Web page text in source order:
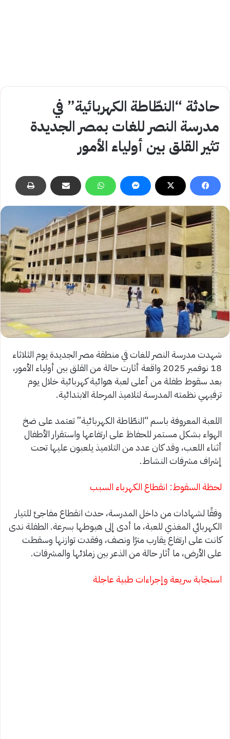
حادثة “النطّاطة الكهربائية” في
مدرسة النصر للغات بمصر الجديدة
تثير القلق بين أولياء الأمور
شهدت مدرسة النصر للغات في منطقة مصر الجديدة يوم الثلاثاء
18 نوفمبر 2025 واقعة أثارت حالة من القلق بين أولياء الأمور،
بعد سقوط طفلة من أعلى لعبة هوائية كهربائية خلال يوم
ترفيهي نظمته المدرسة لتلاميذ المرحلة الابتدائية.
اللعبة المعروفة باسم “النطّاطة الكهربائية” تعتمد على ضخ
الهواء بشكل مستمر للحفاظ على ارتفاعها واستقرار الأطفال
أثناء اللعب، وقد كان عدد من التلاميذ يلعبون عليها تحت
إشراف مشرفات النشاط.
لحظة السقوط: انقطاع الكهرباء السبب
وفقًا لشهادات من داخل المدرسة، حدث انقطاع مفاجئ للتيار
الكهربائي المغذي للعبة، ما أدى إلى هبوطها بسرعة. الطفلة ندى
كانت على ارتفاع يقارب مترًا ونصف، وفقدت توازنها وسقطت
على الأرض، ما أثار حالة من الذعر بين زملائها والمشرفات.
استجابة سريعة وإجراءات طبية عاجلة